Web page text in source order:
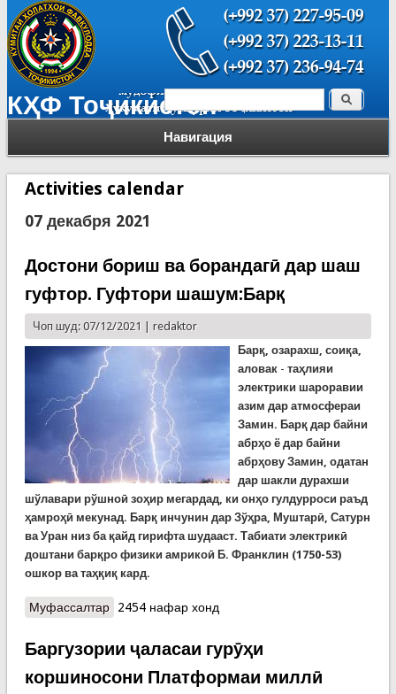
КҲФ Тоҷикистон
Навигация
Форма поиска Поиск
Activities calendar
07 декабря 2021
Достони бориш ва борандагӣ дар шаш
гуфтор. Гуфтори шашум:Барқ
Чоп шуд: 07/12/2021 | redaktor
Барқ, озарахш, соиқа,
аловак- таҳлияи
электрики шароравии
азим дар атмосфераи
Замин. Барқ дар байни
абрҳо ё дар байни
абрҳову Замин, одатан
дар шакли дурахши
шўлавари рўшноӣ зоҳир мегардад, ки онҳо гулдурроси раъд
ҳамроҳӣ мекунад. Барқ инчунин дар Зўҳра, Муштарӣ, Сатурн
ва Уран низ ба қайд гирифта шудааст. Табиати электрикӣ
доштани барқро физики амрикоӣ Б. Франклин (1750-53)
ошкор ва таҳқиқ кард.
Муфассалтаро Достони бориш ва борандагӣ дар шаш гуфтор.
2454 нафар хонд
Баргузории ҷаласаи гурӯҳи
коршиносони Платформаи миллӣ